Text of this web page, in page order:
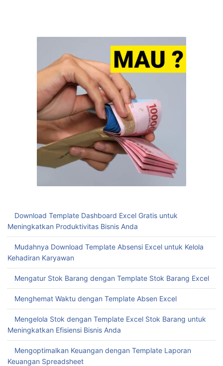
Download Template Dashboard Excel Gratis untuk
Meningkatkan Produktivitas Bisnis Anda
Mudahnya Download Template Absensi Excel untuk Kelola
Kehadiran Karyawan
Mengatur Stok Barang dengan Template Stok Barang Excel
Menghemat Waktu dengan Template Absen Excel
Mengelola Stok dengan Template Excel Stok Barang untuk
Meningkatkan Efisiensi Bisnis Anda
Mengoptimalkan Keuangan dengan Template Laporan
Keuangan Spreadsheet